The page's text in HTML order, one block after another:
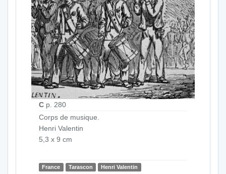
C p. 280
Corps de musique.
Henri Valentin
5,3 x 9 cm
France Tarascon
Henri Valentin